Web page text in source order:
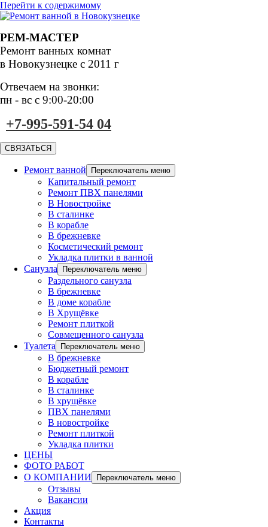
Перейти к содержимому
РЕМ-МАСТЕР
Ремонт ванных комнат
в Новокузнецке с 2011 г
Отвечаем на звонки:
пн - вс с 9:00-20:00
+7-995-591-54 04
СВЯЗАТЬСЯ
Ремонт ванной Переключатель меню
Капитальный ремонт
Ремонт ПВХ панелями
В Новостройке
В сталинке
В корабле
В брежневке
Косметический ремонт
Укладка плитки в ванной
Санузла
Переключатель меню
Раздельного санузла
В брежневке
В доме корабле
В Хрущёвке
Ремонт плиткой
Совмещенного санузла
Туалета
Переключатель меню
В брежневке
Бюджетный ремонт
В корабле
В сталинке
В хрущёвке
ПВХ панелями
В новостройке
Ремонт плиткой
Укладка плитки
ЦЕНЫ
ФОТО РАБОТ
О КОМПАНИИ
Переключатель меню
Отзывы
Вакансии
Акция
Контакты